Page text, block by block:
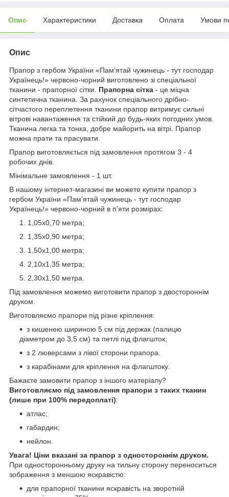
Опис Характеристики Доставка Оплата Умови
Опис
Прапор з гербом України «Пам'ятай чужинець - тут господар
Українець!» червоно-чорний виготовлено зі спеціальної
тканини - прапорної сітки. Прапорна сітка - це міцна
синтетична тканина. За рахунок спеціального дрібно-
сітчастого переплетення тканини прапор витримує сильні
вітрові навантаження та стійкий до будь-яких погодних умов.
Тканина легка та тонка, добре майорить на вітрі. Прапор
можна прати та прасувати.
Прапор виготовляється під замовлення протягом 3 - 4
робочих днів.
Мінімальне замовлення - 1 шт.
В нашому інтернет-магазині ви можете купити прапор з
гербом України «Пам'ятай чужинець - тут господар
Українець!» червоно-чорний в п'яти розмірах:
1,05х0,70 метра;
1,35х0,90 метра;
1,50х1,00 метра;
2,10х1,35 метра;
2,30х1,50 метра.
Під замовлення можемо виготовити прапор з двостороннім
друком.
Виготовляємо прапори під різне кріплення:
з кишенею шириною 5 см під держак (палицю
діаметром до 3,5 см) та петлі під флагшток;
з 2 люверсами з лівої сторони прапора.
з карабінами для кріплення на флагштоку.
Бажаєте замовити прапор з іншого матеріалу?
Виготовляємо під замовлення прапори з таких тканин
(лише при 100% передоплаті):
атлас;
габардин;
нейлон.
Увага! Ціни вказані за прапор з одностороннім друком.
При односторонньому друку на тильну сторону переноситься
зображення з меншою яскравістю:
для прапорної тканини яскравість на зворотній